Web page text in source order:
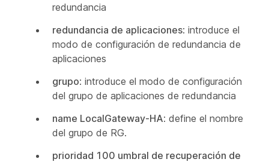
redundancia
redundancia de aplicaciones: introduce el
modo de configuración de redundancia de
aplicaciones
grupo: introduce el modo de configuración
del grupo de aplicaciones de redundancia
name LocalGateway-HA: define el nombre
del grupo de RG.
prioridad 100 umbral de recuperación de